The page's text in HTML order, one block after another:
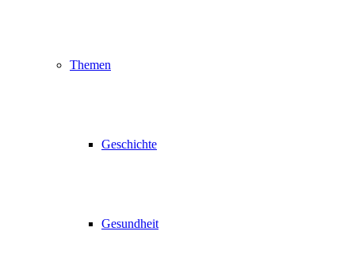
Themen
Geschichte
Gesundheit